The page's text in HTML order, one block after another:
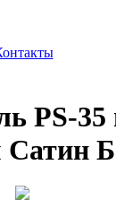
PS-35
Сатин